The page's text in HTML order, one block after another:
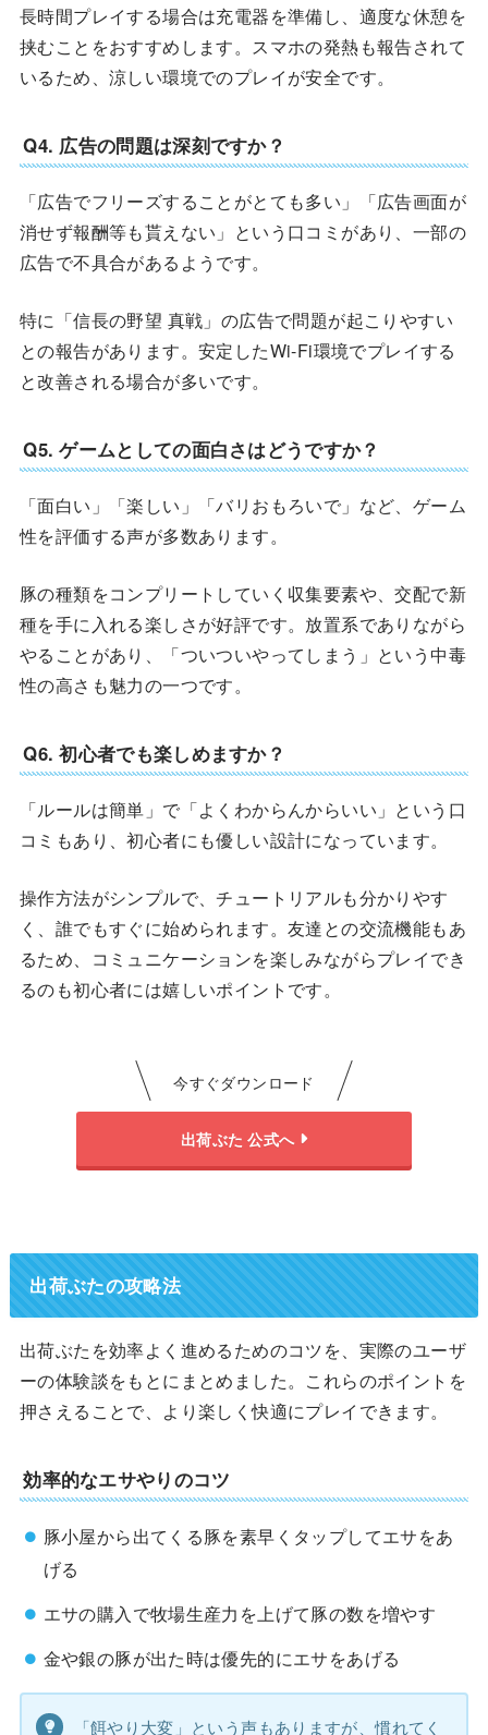
長時間プレイする場合は充電器を準備し、適度な休憩を
挟むことをおすすめします。スマホの発熱も報告されて
いるため、涼しい環境でのプレイが安全です。
Q4. 広告の問題は深刻ですか？
「広告でフリーズすることがとても多い」「広告画面が
消せず報酬等も貰えない」という口コミがあり、一部の
広告で不具合があるようです。
特に「信長の野望 真戦」の広告で問題が起こりやすい
との報告があります。安定したWi-Fi環境でプレイする
と改善される場合が多いです。
Q5. ゲームとしての面白さはどうですか？
「面白い」「楽しい」「バリおもろいで」など、ゲーム
性を評価する声が多数あります。
豚の種類をコンプリートしていく収集要素や、交配で新
種を手に入れる楽しさが好評です。放置系でありながら
やることがあり、「ついついやってしまう」という中毒
性の高さも魅力の一つです。
Q6. 初心者でも楽しめますか？
「ルールは簡単」で「よくわからんからいい」という口
コミもあり、初心者にも優しい設計になっています。
操作方法がシンプルで、チュートリアルも分かりやす
く、誰でもすぐに始められます。友達との交流機能もあ
るため、コミュニケーションを楽しみながらプレイでき
るのも初心者には嬉しいポイントです。
今すぐダウンロード
出荷ぶた 公式へ
出荷ぶたの攻略法
出荷ぶたを効率よく進めるためのコツを、実際のユーザ
ーの体験談をもとにまとめました。これらのポイントを
押さえることで、より楽しく快適にプレイできます。
効率的なエサやりのコツ
豚小屋から出てくる豚を素早くタップしてエサをあ
げる
エサの購入で牧場生産力を上げて豚の数を増やす
金や銀の豚が出た時は優先的にエサをあげる
「餌やり大変」という声もありますが、慣れてく